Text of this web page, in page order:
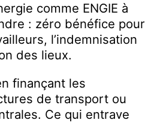
comme ENGIE à
: zéro bénéfice pour
l’indemnisation
des lieux.
finançant les
de transport ou
Ce qui entrave